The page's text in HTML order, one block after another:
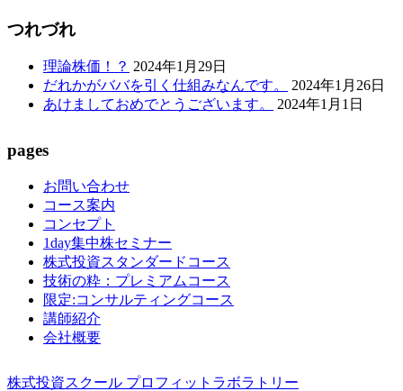
つれづれ
理論株価！？ 2024年1月29日
だれかがババを引く仕組みなんです。
2024年1月26日
あけましておめでとうございます。
2024年1月1日
pages
お問い合わせ
コース案内
コンセプト
1day集中株セミナー
株式投資スタンダードコース
技術の粋：プレミアムコース
限定:コンサルティングコース
講師紹介
会社概要
株式投資スクール プロフィットラボラトリー